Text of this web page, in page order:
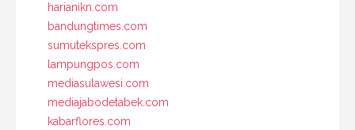
harianikn.com
bandungtimes.com
sumutekspres.com
lampungpos.com
mediasulawesi.com
mediajabodetabek.com
kabarflores.com